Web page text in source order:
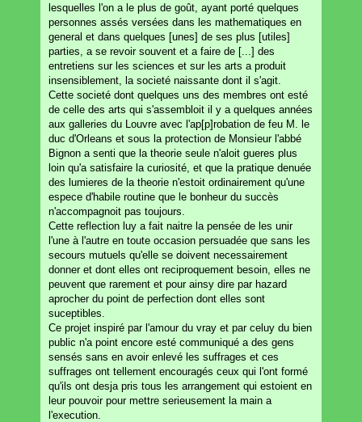
lesquelles l'on a le plus de goût, ayant porté quelques
personnes assés versées dans les mathematiques en
general et dans quelques [unes] de ses plus [utiles]
parties, a se revoir souvent et a faire de [...] des
entretiens sur les sciences et sur les arts a produit
insensiblement, la societé naissante dont il s'agit.
Cette societé dont quelques uns des membres ont esté
de celle des arts qui s'assembloit il y a quelques années
aux galleries du Louvre avec l'ap[p]robation de feu M. le
duc d'Orleans et sous la protection de Monsieur l'abbé
Bignon a senti que la theorie seule n'aloit gueres plus
loin qu'a satisfaire la curiosité, et que la pratique denuée
des lumieres de la theorie n'estoit ordinairement qu'une
espece d'habile routine que le bonheur du succès
n'accompagnoit pas toujours.
Cette reflection luy a fait naitre la pensée de les unir
l'une à l'autre en toute occasion persuadée que sans les
secours mutuels qu'elle se doivent necessairement
donner et dont elles ont reciproquement besoin, elles ne
peuvent que rarement et pour ainsy dire par hazard
aprocher du point de perfection dont elles sont
suceptibles.
Ce projet inspiré par l'amour du vray et par celuy du bien
public n'a point encore esté communiqué a des gens
sensés sans en avoir enlevé les suffrages et ces
suffrages ont tellement encouragés ceux qui l'ont formé
qu'ils ont desja pris tous les arrangement qui estoient en
leur pouvoir pour mettre serieusement la main a
l'execution.